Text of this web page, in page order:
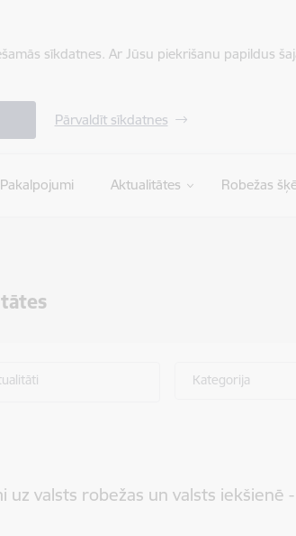
sīkdatnes. Ar Jūsu piekrišanu papildus
Pārvaldīt sīkdatnes
Pakalpojumi Aktualitātes Robežas
Kategorija
uz valsts robežas un valsts iekšienē